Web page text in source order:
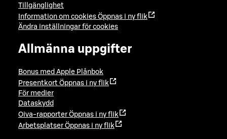
Tillgänglighet
Information om cookies Öppnas i ny flik
Ändra inställningar för cookies
Allmänna uppgifter
Bonus med Apple Plånbok
Presentkort Öppnas i ny flik
För medier
Dataskydd
Oiva-rapporter Öppnas i ny flik
Arbetsplatser Öppnas i ny flik